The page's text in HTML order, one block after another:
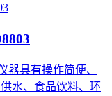
器具有操作简便、
水、食品饮料、环